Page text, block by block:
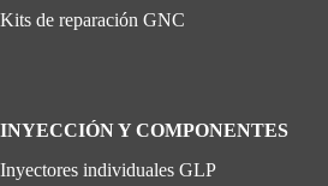
Kits de reparación GNC
INYECCIÓN Y COMPONENTES
Inyectores individuales GLP